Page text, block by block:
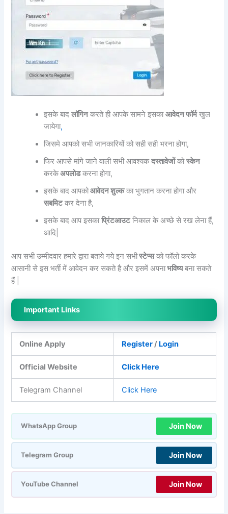
इसके बादलॉगिनकरते ही आपके सामने इसकाआवेदन फॉर्मखुल
जायेगा,
जिसमे आपको सभी जानकारियों को सही सही भरना होगा,
फिर आपसे मांगे जाने वाली सभी आवश्यकदस्तावेजोंकोस्केन
करकेअपलोडकरना होगा,
इसके बाद आपकोआवेदन शुल्कका भुगतान करना होगा और
सबमिटकर देना है,
इसके बाद आप इसकाप्रिंटआउटनिकाल के अच्छे से रख लेना हैं,
आदि|
आप सभी उम्मीदवार हमारे द्वारा बताये गये इन सभीस्टेप्सको फॉलो करके
आसानी से इस भर्ती में आवेदन कर सकते है और इसमें अपनाभविष्यबना सकते
हैं |
Important Links
Online Apply Register/ Login
Official Website Click Here
Telegram Channel Click Here
WhatsApp Group Join Now
Telegram Group Join Now
YouTube Channel Join Now